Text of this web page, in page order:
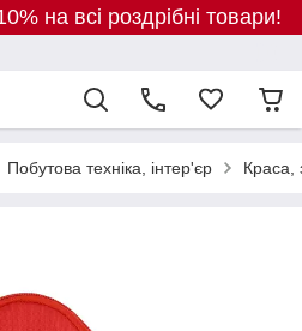
на всі роздрібні товари!
Побутова техніка, інтер'єр Краса,